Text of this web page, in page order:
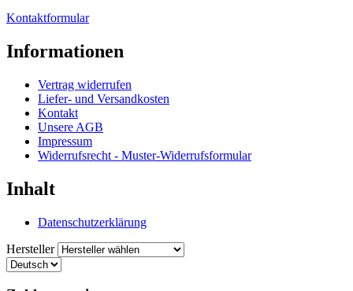
Kontaktformular
Informationen
Vertrag widerrufen
Liefer- und Versandkosten
Kontakt
Unsere AGB
Impressum
Widerrufsrecht - Muster-Widerrufsformular
Inhalt
Datenschutzerklärung
Hersteller